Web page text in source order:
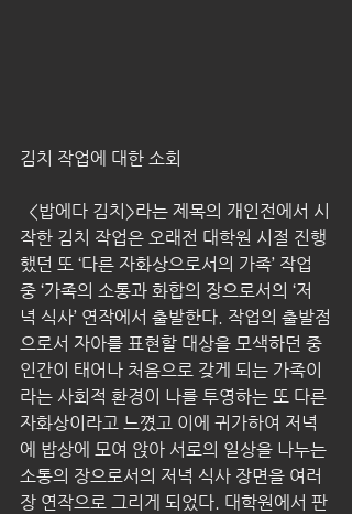
김치 작업에 대한 소회
작한 김치 작업은 오래전 대학원 시절 진행
했던 또 ‘다른 자화상으로서의 가족’ 작업
중 ‘가족의 소통과 화합의 장으로서의 ‘저
녁 식사’ 연작에서 출발한다. 작업의 출발점
으로서 자아를 표현할 대상을 모색하던 중
인간이 태어나 처음으로 갖게 되는 가족이
라는 사회적 환경이 나를 투영하는 또 다른
자화상이라고 느꼈고 이에 귀가하여 저녁
에 밥상에 모여 앉아 서로의 일상을 나누는
소통의 장으로서의 저녁 식사 장면을 여러
장 연작으로 그리게 되었다. 대학원에서 판